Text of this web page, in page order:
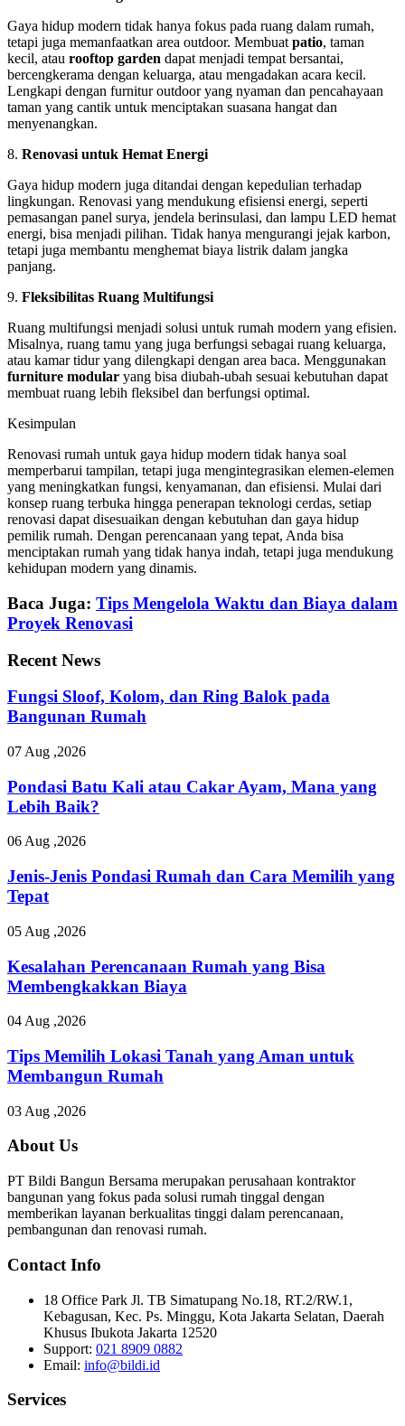
Gaya hidup modern tidak hanya fokus pada ruang dalam rumah,
tetapi juga memanfaatkan area outdoor. Membuat patio, taman
kecil, atau rooftop garden dapat menjadi tempat bersantai,
bercengkerama dengan keluarga, atau mengadakan acara kecil.
Lengkapi dengan furnitur outdoor yang nyaman dan pencahayaan
taman yang cantik untuk menciptakan suasana hangat dan
menyenangkan.
8. Renovasi untuk Hemat Energi
Gaya hidup modern juga ditandai dengan kepedulian terhadap
lingkungan. Renovasi yang mendukung efisiensi energi, seperti
pemasangan panel surya, jendela berinsulasi, dan lampu LED hemat
energi, bisa menjadi pilihan. Tidak hanya mengurangi jejak karbon,
tetapi juga membantu menghemat biaya listrik dalam jangka
panjang.
9. Fleksibilitas Ruang Multifungsi
Ruang multifungsi menjadi solusi untuk rumah modern yang efisien.
Misalnya, ruang tamu yang juga berfungsi sebagai ruang keluarga,
atau kamar tidur yang dilengkapi dengan area baca. Menggunakan
furniture modular yang bisa diubah-ubah sesuai kebutuhan dapat
membuat ruang lebih fleksibel dan berfungsi optimal.
Kesimpulan
Renovasi rumah untuk gaya hidup modern tidak hanya soal
memperbarui tampilan, tetapi juga mengintegrasikan elemen-elemen
yang meningkatkan fungsi, kenyamanan, dan efisiensi. Mulai dari
konsep ruang terbuka hingga penerapan teknologi cerdas, setiap
renovasi dapat disesuaikan dengan kebutuhan dan gaya hidup
pemilik rumah. Dengan perencanaan yang tepat, Anda bisa
menciptakan rumah yang tidak hanya indah, tetapi juga mendukung
kehidupan modern yang dinamis.
Baca Juga: Tips Mengelola Waktu dan Biaya dalam
Proyek Renovasi
Recent News
Fungsi Sloof, Kolom, dan Ring Balok pada
Bangunan Rumah
07 Aug ,2026
Pondasi Batu Kali atau Cakar Ayam, Mana yang
Lebih Baik?
06 Aug ,2026
Jenis-Jenis Pondasi Rumah dan Cara Memilih yang
Tepat
05 Aug ,2026
Kesalahan Perencanaan Rumah yang Bisa
Membengkakkan Biaya
04 Aug ,2026
Tips Memilih Lokasi Tanah yang Aman untuk
Membangun Rumah
03 Aug ,2026
About Us
PT Bildi Bangun Bersama merupakan perusahaan kontraktor
bangunan yang fokus pada solusi rumah tinggal dengan
memberikan layanan berkualitas tinggi dalam perencanaan,
pembangunan dan renovasi rumah.
Contact Info
18 Office Park Jl. TB Simatupang No.18, RT.2/RW.1,
Kebagusan, Kec. Ps. Minggu, Kota Jakarta Selatan, Daerah
Khusus Ibukota Jakarta 12520
Support: 021 8909 0882
Email: info@bildi.id
Services